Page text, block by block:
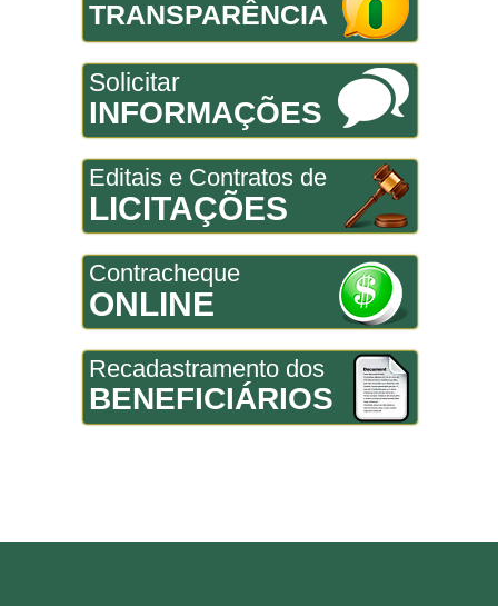
TRANSPARÊNCIA
Solicitar
INFORMAÇÕES
Editais e Contratos de
LICITAÇÕES
Contracheque
ONLINE
Recadastramento dos
BENEFICIÁRIOS